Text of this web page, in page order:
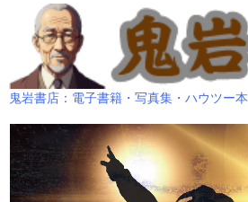
鬼岩書店：電子書籍・写真集・ハウツー本